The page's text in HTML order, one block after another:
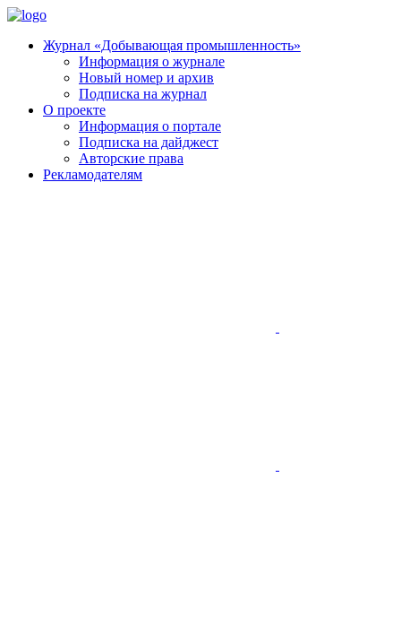
Журнал «Добывающая промышленность»
Информация о журнале
Новый номер и архив
Подписка на журнал
О проекте
Информация о портале
Подписка на дайджест
Авторские права
Рекламодателям